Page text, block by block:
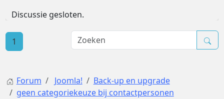
Discussie gesloten.
1
Forum Joomla!
Back-up en upgrade
geen categoriekeuze bij contactpersonen